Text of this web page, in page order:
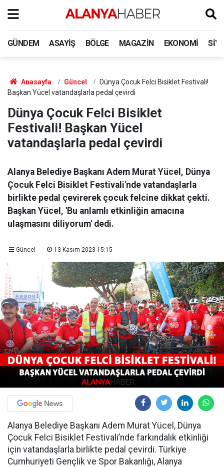
GÜNDEM ASAYIŞ BÖLGE MAGAZIN EKONOMI
Anasayfa Güncel
Dünya Çocuk Felci Bisiklet Festivali!
Başkan Yücel vatandaşlarla pedal çevirdi
Dünya Çocuk Felci Bisiklet
Festivali! Başkan Yücel
vatandaşlarla pedal çevirdi
Alanya Belediye Başkanı Adem Murat Yücel, Dünya
Çocuk Felci Bisiklet Festivali'nde vatandaşlarla
birlikte pedal çevirerek çocuk felcine dikkat çekti.
Başkan Yücel, 'Bu anlamlı etkinliğin amacına
ulaşmasını diliyorum' dedi.
Güncel 13 Kasım 2023 15:15
Alanya Belediye Başkanı Adem Murat Yücel, Dünya
Çocuk Felci Bisiklet Festivali’nde farkındalık etkinliği
için vatandaşlarla birlikte pedal çevirdi. Türkiye
Cumhuriyeti Gençlik ve Spor Bakanlığı, Alanya